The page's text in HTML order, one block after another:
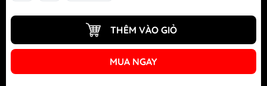
THÊM VÀO GIỎ
MUA NGAY